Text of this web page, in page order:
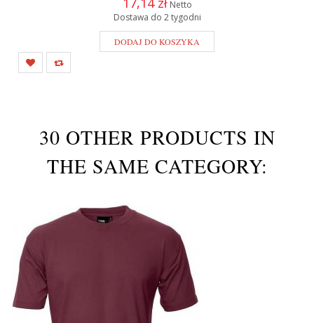
Netto
Dostawa do 2 tygodni
DODAJ DO KOSZYKA
30 OTHER PRODUCTS IN
THE SAME CATEGORY: